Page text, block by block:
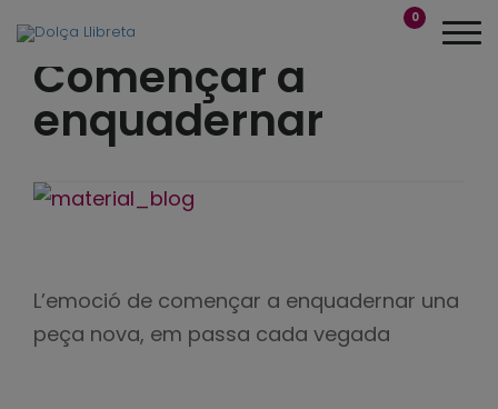
0
Començar a
enquadernar
L’emoció de començar a enquadernar una
peça nova, em passa cada vegada